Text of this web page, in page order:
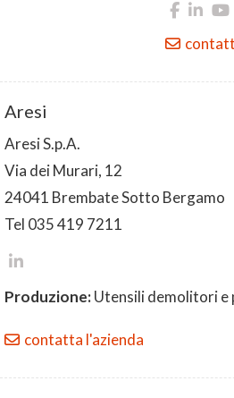
Aresi
Aresi S.p.A.
Via dei Murari, 12
24041 Brembate Sotto Bergamo
Tel 035 419 7211
Produzione:Utensili demolitori
contatta l'azienda